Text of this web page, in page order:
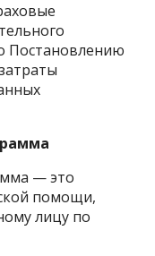
Постановлению
— это
помощи,
лицу по